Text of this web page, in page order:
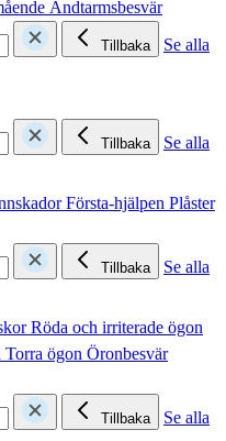
Ändtarmsbesvär
Tillbaka
Se alla
Tillbaka
Se alla
Första-hjälpen Plåster
Tillbaka
Se alla
Röda och irriterade ögon
Torra ögon Öronbesvär
Tillbaka
Se alla